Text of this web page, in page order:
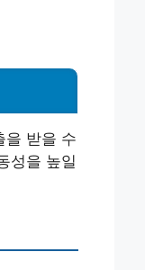
을 받을 수
성을 높일